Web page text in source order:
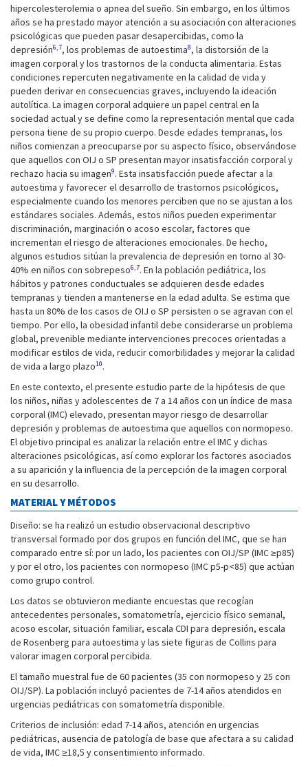
hipercolesterolemia o apnea del sueño. Sin embargo, en los últimos
años se ha prestado mayor atención a su asociación con alteraciones
psicológicas que pueden pasar desapercibidas, como la
depresión6,7, los problemas de autoestima8, la distorsión de la
imagen corporal y los trastornos de la conducta alimentaria. Estas
condiciones repercuten negativamente en la calidad de vida y
pueden derivar en consecuencias graves, incluyendo la ideación
autolítica. La imagen corporal adquiere un papel central en la
sociedad actual y se define como la representación mental que cada
persona tiene de su propio cuerpo. Desde edades tempranas, los
niños comienzan a preocuparse por su aspecto físico, observándose
que aquellos con OIJ o SP presentan mayor insatisfacción corporal y
rechazo hacia su imagen9. Esta insatisfacción puede afectar a la
autoestima y favorecer el desarrollo de trastornos psicológicos,
especialmente cuando los menores perciben que no se ajustan a los
estándares sociales. Además, estos niños pueden experimentar
discriminación, marginación o acoso escolar, factores que
incrementan el riesgo de alteraciones emocionales. De hecho,
algunos estudios sitúan la prevalencia de depresión en torno al 30-
40% en niños con sobrepeso6,7. En la población pediátrica, los
hábitos y patrones conductuales se adquieren desde edades
tempranas y tienden a mantenerse en la edad adulta. Se estima que
hasta un 80% de los casos de OIJ o SP persisten o se agravan con el
tiempo. Por ello, la obesidad infantil debe considerarse un problema
global, prevenible mediante intervenciones precoces orientadas a
modificar estilos de vida, reducir comorbilidades y mejorar la calidad
de vida a largo plazo10.
En este contexto, el presente estudio parte de la hipótesis de que
los niños, niñas y adolescentes de 7 a 14 años con un índice de masa
corporal (IMC) elevado, presentan mayor riesgo de desarrollar
depresión y problemas de autoestima que aquellos con normopeso.
El objetivo principal es analizar la relación entre el IMC y dichas
alteraciones psicológicas, así como explorar los factores asociados
a su aparición y la influencia de la percepción de la imagen corporal
en su desarrollo.
MATERIAL Y MÉTODOS
Diseño: se ha realizó un estudio observacional descriptivo
transversal formado por dos grupos en función del IMC, que se han
comparado entre sí: por un lado, los pacientes con OIJ/SP (IMC ≥p85)
y por el otro, los pacientes con normopeso (IMC p5-p<85) que actúan
como grupo control.
Los datos se obtuvieron mediante encuestas que recogían
antecedentes personales, somatometría, ejercicio físico semanal,
acoso escolar, situación familiar, escala CDI para depresión, escala
de Rosenberg para autoestima y las siete figuras de Collins para
valorar imagen corporal percibida.
El tamaño muestral fue de 60 pacientes (35 con normopeso y 25 con
OIJ/SP). La población incluyó pacientes de 7-14 años atendidos en
urgencias pediátricas con somatometría disponible.
Criterios de inclusión: edad 7-14 años, atención en urgencias
pediátricas, ausencia de patología de base que afectara a su calidad
de vida, IMC ≥18,5 y consentimiento informado.